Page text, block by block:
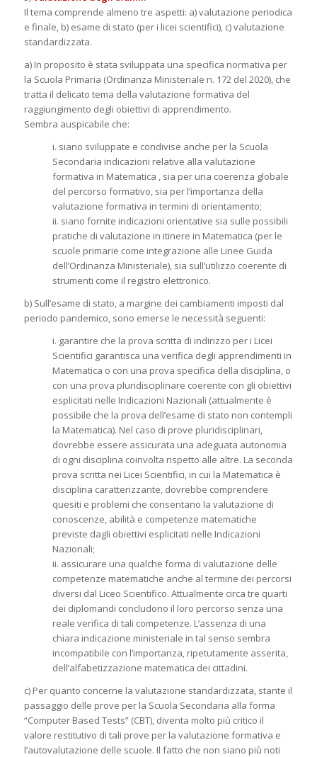
Il tema comprende almeno tre aspetti: a) valutazione periodica
e finale, b) esame di stato (per i licei scientifici), c) valutazione
standardizzata.
a) In proposito è stata sviluppata una specifica normativa per
la Scuola Primaria (Ordinanza Ministeriale n. 172 del 2020), che
tratta il delicato tema della valutazione formativa del
raggiungimento degli obiettivi di apprendimento.
Sembra auspicabile che:
i. siano sviluppate e condivise anche per la Scuola
Secondaria indicazioni relative alla valutazione
formativa in Matematica , sia per una coerenza globale
del percorso formativo, sia per l’importanza della
valutazione formativa in termini di orientamento;
ii. siano fornite indicazioni orientative sia sulle possibili
pratiche di valutazione in itinere in Matematica (per le
scuole primarie come integrazione alle Linee Guida
dell’Ordinanza Ministeriale), sia sull’utilizzo coerente di
strumenti come il registro elettronico.
b) Sull’esame di stato, a margine dei cambiamenti imposti dal
periodo pandemico, sono emerse le necessità seguenti:
i. garantire che la prova scritta di indirizzo per i Licei
Scientifici garantisca una verifica degli apprendimenti in
Matematica o con una prova specifica della disciplina, o
con una prova pluridisciplinare coerente con gli obiettivi
esplicitati nelle Indicazioni Nazionali (attualmente è
possibile che la prova dell’esame di stato non contempli
la Matematica). Nel caso di prove pluridisciplinari,
dovrebbe essere assicurata una adeguata autonomia
di ogni disciplina coinvolta rispetto alle altre. La seconda
prova scritta nei Licei Scientifici, in cui la Matematica è
disciplina caratterizzante, dovrebbe comprendere
quesiti e problemi che consentano la valutazione di
conoscenze, abilità e competenze matematiche
previste dagli obiettivi esplicitati nelle Indicazioni
Nazionali;
ii. assicurare una qualche forma di valutazione delle
competenze matematiche anche al termine dei percorsi
diversi dal Liceo Scientifico. Attualmente circa tre quarti
dei diplomandi concludono il loro percorso senza una
reale verifica di tali competenze. L’assenza di una
chiara indicazione ministeriale in tal senso sembra
incompatibile con l’importanza, ripetutamente asserita,
dell’alfabetizzazione matematica dei cittadini.
c) Per quanto concerne la valutazione standardizzata, stante il
passaggio delle prove per la Scuola Secondaria alla forma
“Computer Based Tests” (CBT), diventa molto più critico il
valore restitutivo di tali prove per la valutazione formativa e
l’autovalutazione delle scuole. Il fatto che non siano più noti